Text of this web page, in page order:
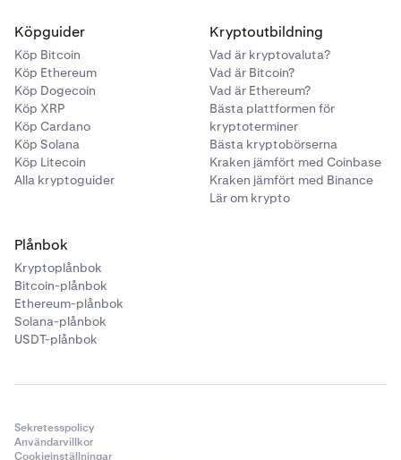
Indexpris
Ett beräknat pris som representerar det viktade
genomsnittet av priser från flera ansedda börser.
När ska det användas: Användbart för att
upprätthålla ett neutralt, marknadsomfattande
perspektiv, vilket minimerar påverkan av
prisavvikelser eller tillfälliga fluktuationer på en
enskild börs. Används ofta för stabil prissättning
Markpris
Ett justerat pris som används för att bestämma
verkligt marknadsvärde, särskilt för derivat (t.ex.
terminer, eviga kontrakt). Det tar hänsyn till
När ska det användas: Lämpligt för
derivathandel, särskilt vid handel med eviga
Köpguider
Köp Bitcoin
Köp Ethereum
Köp Dogecoin
Köp XRP
Köp Cardano
Köp Solana
Köp Litecoin
Alla kryptoguider
Kryptoutbildning
Vad är kryptovaluta?
Vad är Bitcoin?
Vad är Ethereum?
Bästa plattformen för
kryptoterminer
Bästa kryptobörserna
Kraken jämfört med Coinbase
Kraken jämfört med Binance
Lär om krypto
Plånbok
Kryptoplånbok
Bitcoin-plånbok
Ethereum-plånbok
Solana-plånbok
USDT-plånbok
Sekretesspolicy
Användarvillkor
Cookieinställningar